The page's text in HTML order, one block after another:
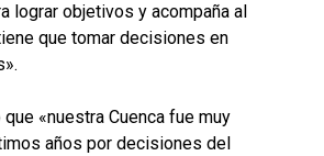
lograr objetivos y acompaña al
que tomar decisiones en
«nuestra Cuenca fue muy
años por decisiones del